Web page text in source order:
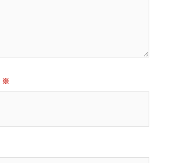
※